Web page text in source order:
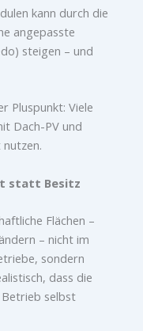
kann durch die
angepasste
steigen – und
Pluspunkt: Viele
Dach-PV und
statt Besitz
Flächen –
– nicht im
sondern
dass die
Betrieb selbst